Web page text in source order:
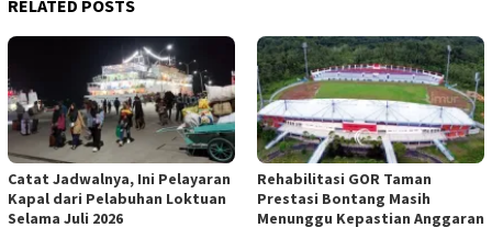
RELATED POSTS
Catat Jadwalnya, Ini Pelayaran
Kapal dari Pelabuhan Loktuan
Selama Juli 2026
Rehabilitasi GOR Taman
Prestasi Bontang Masih
Menunggu Kepastian Anggaran